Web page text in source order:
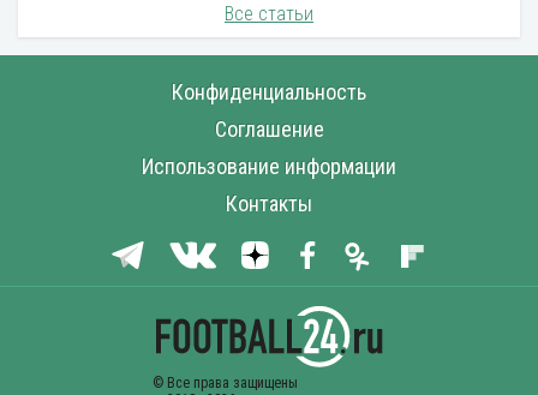
Все статьи
Конфиденциальность
Соглашение
Использование информации
Контакты